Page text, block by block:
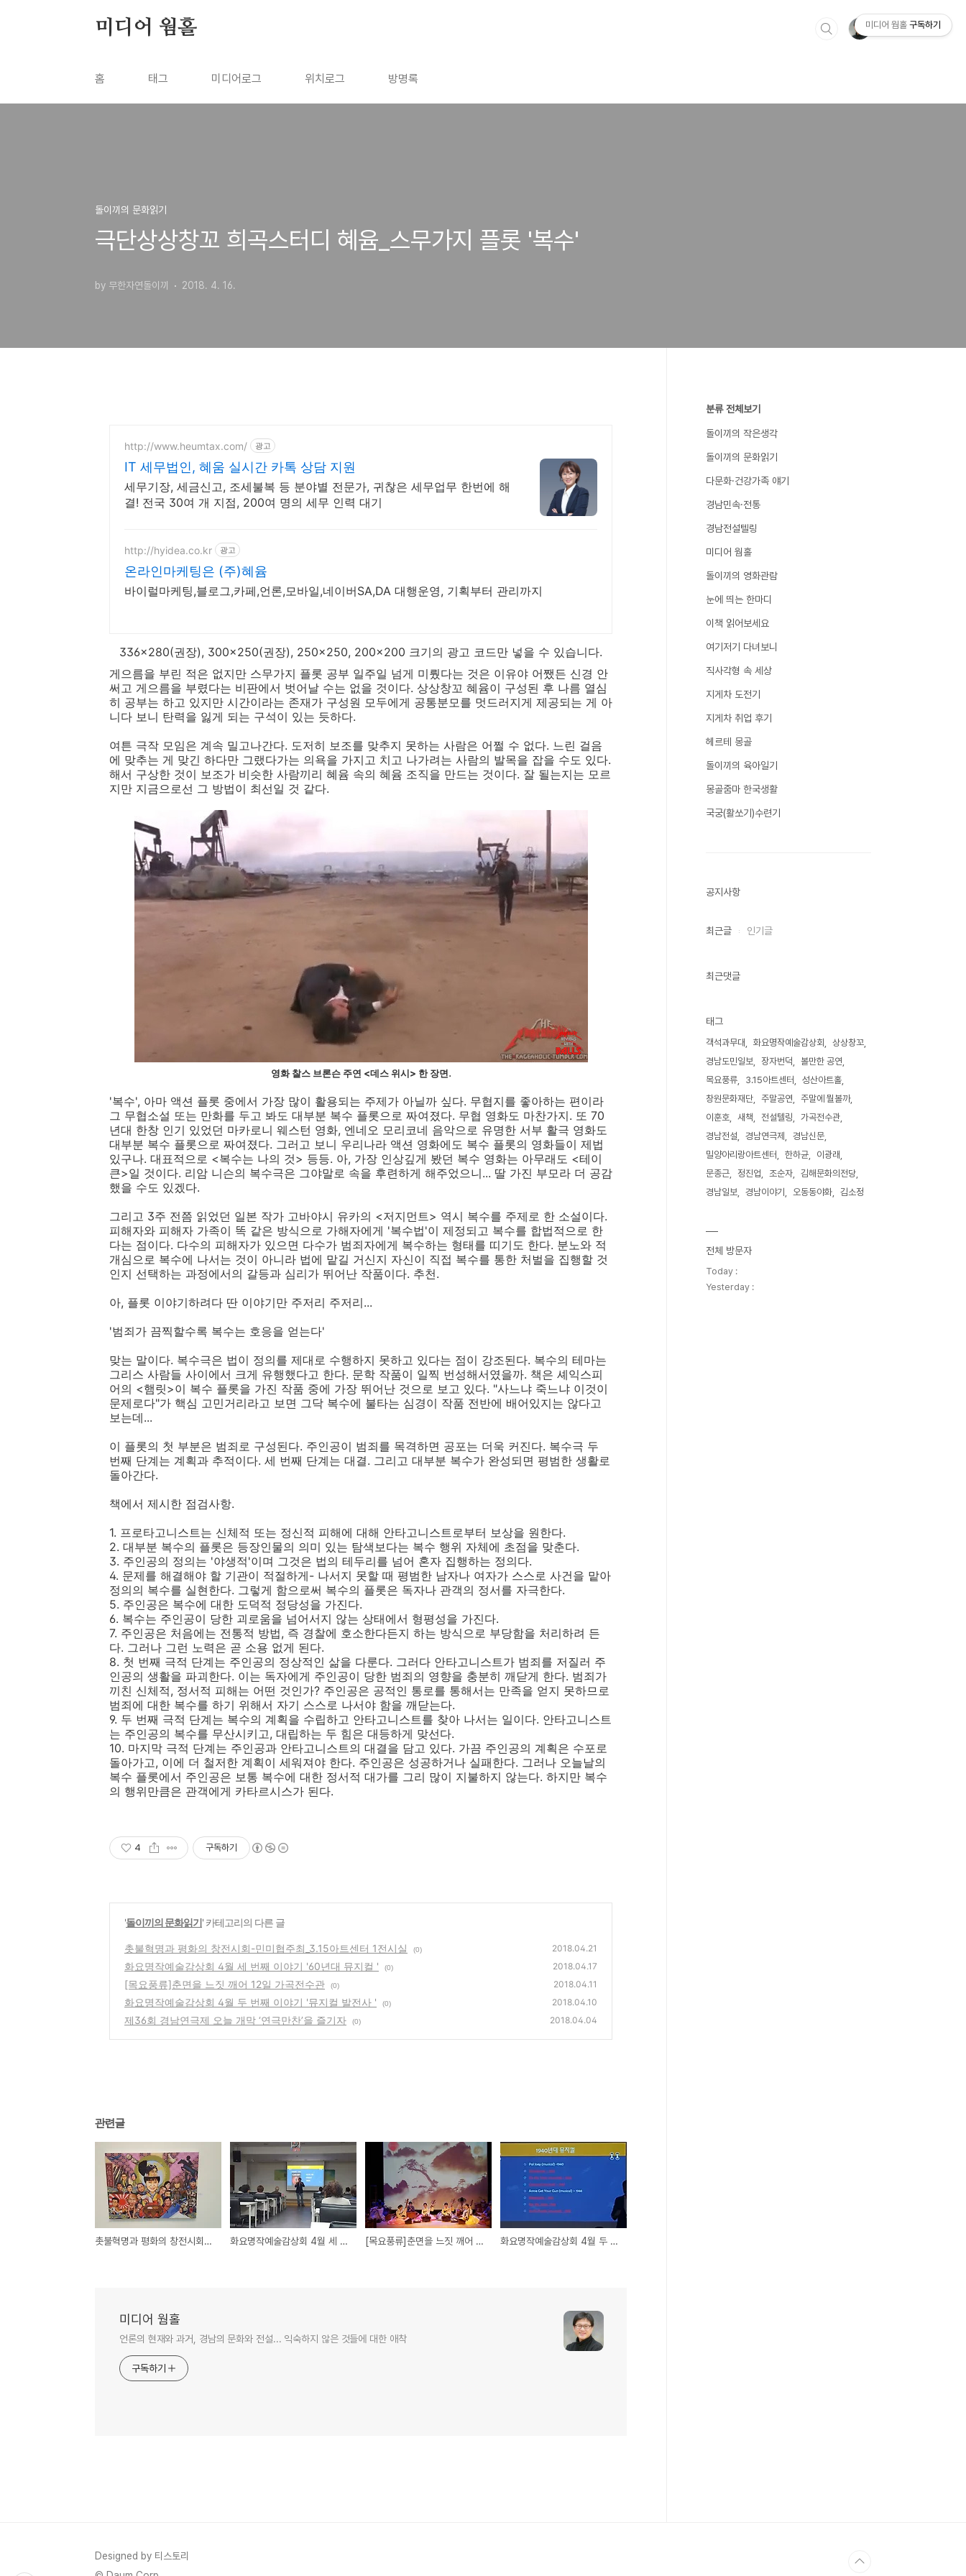
미디어 웜홀
홈 태그 미디어로그 위치로그 방명록
돌이끼의 문화읽기
극단상상창꼬 희곡스터디 혜윰_스무가지 플롯 '복수'
by 무한자연돌이끼 2018. 4. 16.
http://www.heumtax.com/ 광고
IT 세무법인, 혜움 실시간 카톡 상담 지원
세무기장, 세금신고, 조세불복 등 분야별 전문가, 귀찮은 세무업무 한번에 해
결! 전국 30여 개 지점, 200여 명의 세무 인력 대기
http://hyidea.co.kr 광고
온라인마케팅은 (주)혜윰
바이럴마케팅,블로그,카페,언론,모바일,네이버SA,DA 대행운영, 기획부터 관리까지
336x280(권장), 300x250(권장), 250x250, 200x200 크기의 광고 코드만 넣을 수 있습니다.
게으름을 부린 적은 없지만 스무가지 플롯 공부 일주일 넘게 미뤘다는 것은 이유야 어쨌든 신경 안
써고 게으름을 부렸다는 비판에서 벗어날 수는 없을 것이다. 상상창꼬 혜윰이 구성된 후 나름 열심
히 공부는 하고 있지만 시간이라는 존재가 구성원 모두에게 공통분모를 멋드러지게 제공되는 게 아
니다 보니 탄력을 잃게 되는 구석이 있는 듯하다.
여튼 극작 모임은 계속 밀고나간다. 도저히 보조를 맞추지 못하는 사람은 어쩔 수 없다. 느린 걸음
에 맞추는 게 맞긴 하다만 그랬다가는 의욕을 가지고 치고 나가려는 사람의 발목을 잡을 수도 있다.
해서 구상한 것이 보조가 비슷한 사람끼리 혜윰 속의 혜윰 조직을 만드는 것이다. 잘 될는지는 모르
지만 지금으로선 그 방법이 최선일 것 같다.
영화 찰스 브론슨 주연 <데스 위시> 한 장면.
'복수', 아마 액션 플롯 중에서 가장 많이 활용되는 주제가 아닐까 싶다. 무협지를 좋아하는 편이라
그 무협소설 또는 만화를 두고 봐도 대부분 복수 플롯으로 짜여졌다. 무협 영화도 마찬가지. 또 70
년대 한창 인기 있었던 마카로니 웨스턴 영화, 엔네오 모리코네 음악으로 유명한 서부 활극 영화도
대부분 복수 플롯으로 짜여졌다. 그러고 보니 우리나라 액션 영화에도 복수 플롯의 영화들이 제법
있구나. 대표적으로 <복수는 나의 것> 등등. 아, 가장 인상깊게 봤던 복수 영화는 아무래도 <테이
큰>일 것이다. 리암 니슨의 복수극은 그야말로 속을 후련하게 해주었으니... 딸 가진 부모라 더 공감
했을 수도 있겠다.
그리고 3주 전쯤 읽었던 일본 작가 고바야시 유카의 <저지먼트> 역시 복수를 주제로 한 소설이다.
피해자와 피해자 가족이 똑 같은 방식으로 가해자에게 '복수법'이 제정되고 복수를 합법적으로 한
다는 점이다. 다수의 피해자가 있으면 다수가 범죄자에게 복수하는 형태를 띠기도 한다. 분노와 적
개심으로 복수에 나서는 것이 아니라 법에 맡길 거신지 자신이 직접 복수를 통한 처벌을 집행할 것
인지 선택하는 과정에서의 갈등과 심리가 뛰어난 작품이다. 추천.
아, 플롯 이야기하려다 딴 이야기만 주저리 주저리...
'범죄가 끔찍할수록 복수는 호응을 얻는다'
맞는 말이다. 복수극은 법이 정의를 제대로 수행하지 못하고 있다는 점이 강조된다. 복수의 테마는
그리스 사람들 사이에서 크게 유행했다고 한다. 문학 작품이 일찍 번성해서였을까. 책은 셰익스피
어의 <햄릿>이 복수 플롯을 가진 작품 중에 가장 뛰어난 것으로 보고 있다. "사느냐 죽느냐 이것이
문제로다"가 핵심 고민거리라고 보면 그닥 복수에 불타는 심경이 작품 전반에 배어있지는 않다고
보는데...
이 플롯의 첫 부분은 범죄로 구성된다. 주인공이 범죄를 목격하면 공포는 더욱 커진다. 복수극 두
번째 단계는 계획과 추적이다. 세 번째 단계는 대결. 그리고 대부분 복수가 완성되면 평범한 생활로
돌아간다.
책에서 제시한 점검사항.
1. 프로타고니스트는 신체적 또는 정신적 피해에 대해 안타고니스트로부터 보상을 원한다.
2. 대부분 복수의 플롯은 등장인물의 의미 있는 탐색보다는 복수 행위 자체에 초점을 맞춘다.
3. 주인공의 정의는 '야생적'이며 그것은 법의 테두리를 넘어 혼자 집행하는 정의다.
4. 문제를 해결해야 할 기관이 적절하게- 나서지 못할 때 평범한 남자나 여자가 스스로 사건을 맡아
정의의 복수를 실현한다. 그렇게 함으로써 복수의 플롯은 독자나 관객의 정서를 자극한다.
5. 주인공은 복수에 대한 도덕적 정당성을 가진다.
6. 복수는 주인공이 당한 괴로움을 넘어서지 않는 상태에서 형평성을 가진다.
7. 주인공은 처음에는 전통적 방법, 즉 경찰에 호소한다든지 하는 방식으로 부당함을 처리하려 든
다. 그러나 그런 노력은 곧 소용 없게 된다.
8. 첫 번째 극적 단계는 주인공의 정상적인 삶을 다룬다. 그러다 안타고니스트가 범죄를 저질러 주
인공의 생활을 파괴한다. 이는 독자에게 주인공이 당한 범죄의 영향을 충분히 깨닫게 한다. 범죄가
끼친 신체적, 정서적 피해는 어떤 것인가? 주인공은 공적인 통로를 통해서는 만족을 얻지 못하므로
범죄에 대한 복수를 하기 위해서 자기 스스로 나서야 함을 깨닫는다.
9. 두 번째 극적 단계는 복수의 계획을 수립하고 안타고니스트를 찾아 나서는 일이다. 안타고니스트
는 주인공의 복수를 무산시키고, 대립하는 두 힘은 대등하게 맞선다.
10. 마지막 극적 단계는 주인공과 안타고니스트의 대결을 담고 있다. 가끔 주인공의 계획은 수포로
돌아가고, 이에 더 철저한 계획이 세워져야 한다. 주인공은 성공하거나 실패한다. 그러나 오늘날의
복수 플롯에서 주인공은 보통 복수에 대한 정서적 대가를 그리 많이 지불하지 않는다. 하지만 복수
의 행위만큼은 관객에게 카타르시스가 된다.
4 구독하기
'돌이끼의 문화읽기' 카테고리의 다른 글
촛불혁명과 평화의 창전시회-민미협주최_3.15아트센터 1전시실 (0) 2018.04.21
화요명작예술감상회 4월 세 번째 이야기 '60년대 뮤지컬 ' (0) 2018.04.17
[목요풍류]춘면을 느짓 깨어 12일 가곡전수관 (0) 2018.04.11
화요명작예술감상회 4월 두 번째 이야기 '뮤지컬 발전사 ' (0) 2018.04.10
제36회 경남연극제 오늘 개막 ‘연극만찬’을 즐기자 (0) 2018.04.04
관련글
촛불혁명과 평화의 창전시회-민미협주최_3.15아트센터 1전시실 화요명작예술감상회 4월 세 번째 이야기 '60년대 뮤지컬 ' [목요풍류]춘면을 느짓 깨어 12일 가곡전수관 화요명작예술감상회 4월 두 번째 이야기 '뮤지컬 발전사 '
미디어 웜홀
언론의 현재와 과거, 경남의 문화와 전설... 익숙하지 않은 것들에 대한 애착
구독하기
분류 전체보기
돌이끼의 작은생각
돌이끼의 문화읽기
다문화·건강가족 얘기
경남민속·전통
경남전설텔링
미디어 웜홀
돌이끼의 영화관람
눈에 띄는 한마디
이책 읽어보세요
여기저기 다녀보니
직사각형 속 세상
지게차 도전기
지게차 취업 후기
헤르테 몽골
돌이끼의 육아일기
몽골줌마 한국생활
국궁(활쏘기)수련기
공지사항
최근글 인기글
최근댓글
태그
객석과무대 화요명작예술감상회
상상창꼬
경남도민일보
장자번덕
볼만한 공연
목요풍류
3.15아트센터
성산아트홀
창원문화재단
주말공연
주말에 뭘볼까
이훈호
새책 전설텔링
가곡전수관
경남전설
경남연극제
경남신문
밀양아리랑아트센터
한하균
이광래
문종근
정진업 조순자
김해문화의전당
경남일보
경남이야기 오동동야화 김소정
전체 방문자
Today :
Yesterday :
Designed by 티스토리
미디어 웜홀 구독하기